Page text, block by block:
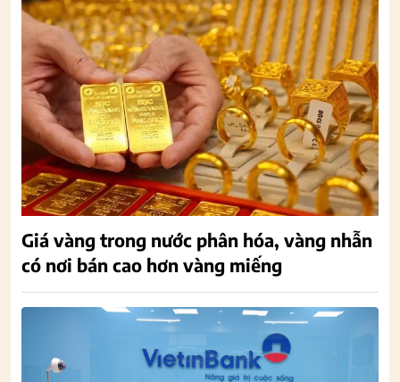
Giá vàng trong nước phân hóa, vàng nhẫn
có nơi bán cao hơn vàng miếng